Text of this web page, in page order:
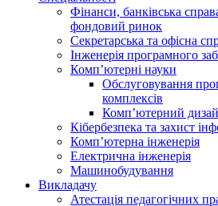
Фінанси, банківська
фондовий ринок
Секретарська та офісна
Інженерія програмного
Комп’ютерні науки
Обслуговування
комплексів
Комп’ютерний
Кібербезпека та захист
Комп’ютерна інженерія
Електрична інженерія
Машинобудування
Викладачу
Атестація педагогічних